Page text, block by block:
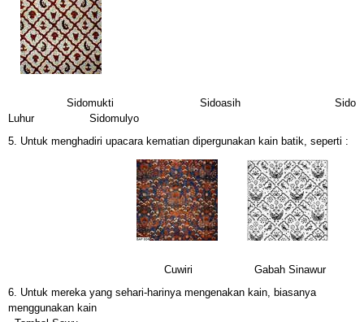
Sidomukti Sidoasih Sido
Luhur Sidomulyo
5. Untuk menghadiri upacara kematian dipergunakan kain batik, seperti :
Cuwiri Gabah Sinawur
6. Untuk mereka yang sehari-harinya mengenakan kain, biasanya
menggunakan kain